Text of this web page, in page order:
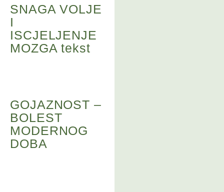
SNAGA VOLJE
I
ISCJELJENJE
MOZGA tekst
GOJAZNOST –
BOLEST
MODERNOG
DOBA